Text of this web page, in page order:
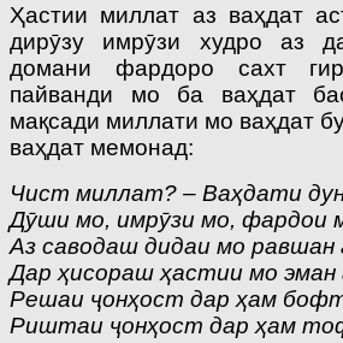
Ҳастии миллат аз ваҳдат
дирӯзу имрӯзи худро аз
домани фардоро сахт
пайванди мо ба ваҳдат
мақсади миллати мо ваҳдат
ваҳдат мемонад:
Чист миллат? – Ваҳдати
Дӯши мо, имрӯзи мо, фардои
Аз саводаш дидаи мо равшан
Дар ҳисораш ҳастии мо эман
Решаи ҷонҳост дар ҳам
Риштаи ҷонҳост дар ҳам